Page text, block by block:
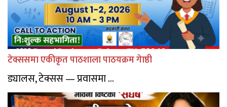
टेक्ससमा एकीकृत पाठशाला पाठयक्रम गेाष्ठी
ड्यालस, टेक्सस — प्रवासमा ...